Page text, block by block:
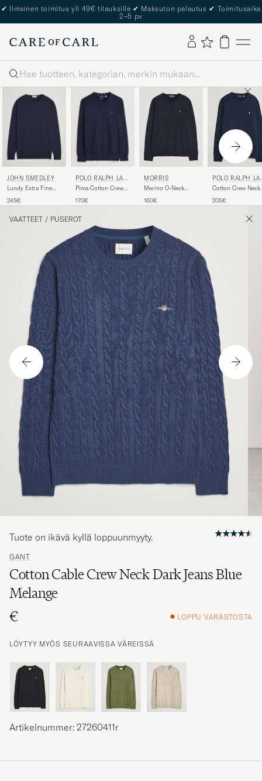
✔ Ilmainen toimitus yli 49€ tilauksille ✔ Maksuton palautus ✔ Toimitusaika
2–5 pv
Haku
JOHN SMEDLEY
Lundy Extra Fine
Midnight
245€
POLO RALPH LAU
REN
Pima Cotton Crew
Hunter Navy
170€
MORRIS
Merino O-Neck
160€
POLO RALPH
REN
Cotton Crew Neck
Navy
205€
VAATTEET / PUSEROT
GANT
Cotton Cable Crew Neck Dark Jeans Blue
Melange
€
LOPPU VARASTOSTA
LÖYTYY MYÖS SEURAAVISSA VÄREISSÄ
Tuote on ikävä kyllä loppuunmyyty.
Artikelnummer: 27260411r